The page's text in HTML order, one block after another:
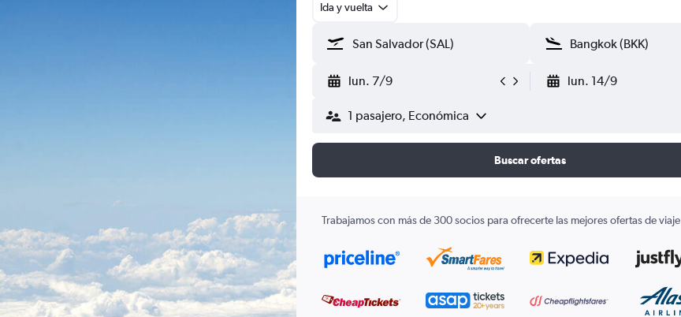
Ida y vuelta
lun. 7/9 lun. 14/9
1 pasajero, Económica
Buscar ofertas
Trabajamos con más de 300 socios para ofrecerte las mejores ofertas de viaje